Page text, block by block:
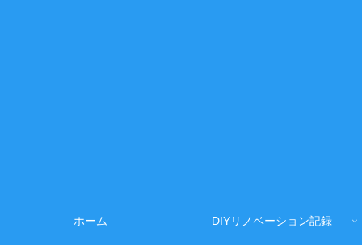
ホーム DIYリノベーション記録